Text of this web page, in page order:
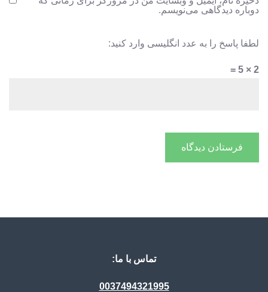
دوباره دیدگاهی می‌نویسم.
لطفا پاسخ را به عدد انگلیسی وارد کنید:
2 × 5 =
تماس با ما:
0037494321995